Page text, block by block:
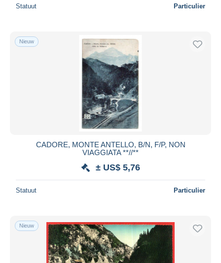
Statuut Particulier
Nieuw
CADORE, MONTE ANTELLO, B/N, F/P, NON
VIAGGIATA **//**
± US$ 5,76
Statuut Particulier
Nieuw